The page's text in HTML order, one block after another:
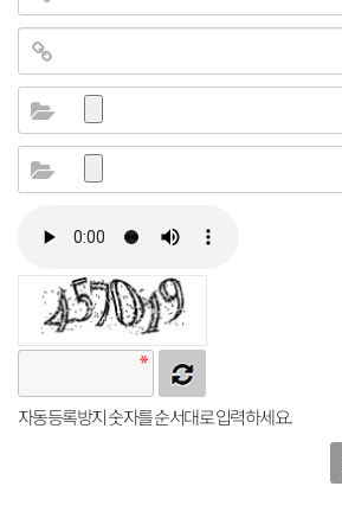
자동등록방지 숫자를 순서대로 입력하세요.